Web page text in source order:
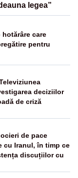
legea”
care
pentru
deciziilor
de criză
de pace
cu Iranul, în timp ce
discuțiilor cu